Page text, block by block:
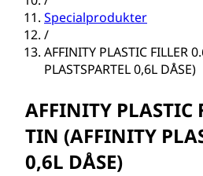
Specialprodukter
/
AFFINITY PLASTIC FILLER
PLASTSPARTEL 0,6L DÅSE)
AFFINITY PLASTIC
TIN (AFFINITY
0,6L DÅSE)